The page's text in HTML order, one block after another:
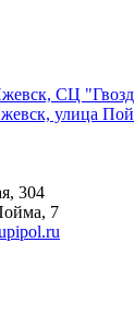
СЦ
улица
304
7